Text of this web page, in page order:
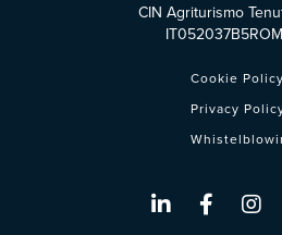
Cookie Policy
Privacy
CIN Agriturismo